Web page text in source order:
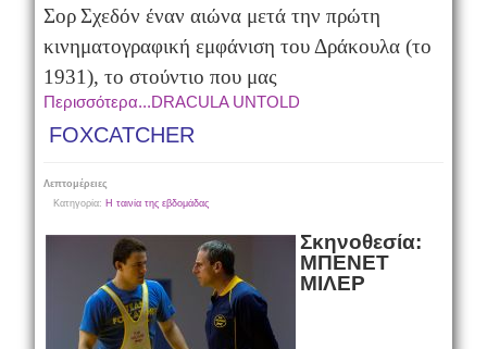
ΣορΣχεδόν έναν αιώνα μετά την πρώτη
κινηματογραφική εμφάνιση του Δράκουλα (το
1931), το στούντιο που μας
Περισσότερα...DRACULA UNTOLD
FOXCATCHER
Λεπτομέρειες
Κατηγορία: Η ταινία της εβδομάδας
Σκηνοθεσία:
ΜΠΕΝΕΤ
ΜΙΛΕΡ